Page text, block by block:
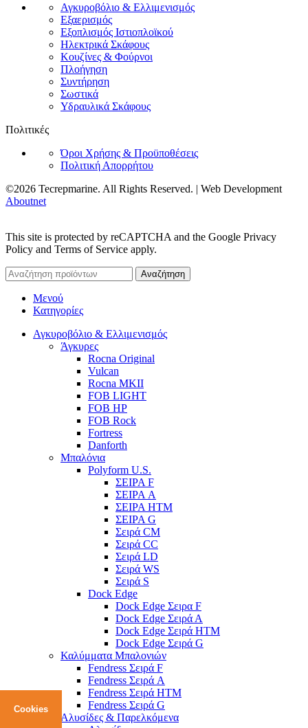
Αγκυροβόλιο & Ελλιμενισμός
Εξαερισμός
Εξοπλισμός Ιστιοπλοϊκού
Ηλεκτρικά Σκάφους
Κουζίνες & Φούρνοι
Πλοήγηση
Συντήρηση
Σωστικά
Υδραυλικά Σκάφους
Πολιτικές
Όροι Χρήσης & Προϋποθέσεις
Πολιτική Απορρήτου
©2026 Tecrepmarine. All Rights Reserved. | Web Development
Aboutnet
This site is protected by reCAPTCHA and the Google Privacy
Policy and Terms of Service apply.
Αναζήτηση
Μενού
Κατηγορίες
Αγκυροβόλιο & Ελλιμενισμός
Άγκυρες
Rocna Original
Vulcan
Rocna MKII
FOB LIGHT
FOB HP
FOB Rock
Fortress
Danforth
Μπαλόνια
Polyform U.S.
ΣΕΙΡΑ F
ΣΕΙΡΑ A
ΣΕΙΡΑ HTM
ΣΕΙΡΑ G
Σειρά CM
Σειρά CC
Σειρά LD
Σειρά WS
Σειρά S
Dock Edge
Dock Edge Σειρα F
Dock Edge Σειρά Α
Dock Edge Σειρά HTM
Dock Edge Σειρά G
Καλύμματα Μπαλονιών
Fendress Σειρά F
Fendress Σειρά A
Fendress Σειρά HTM
Fendress Σειρά G
Αλυσίδες & Παρελκόμενα
Cookies